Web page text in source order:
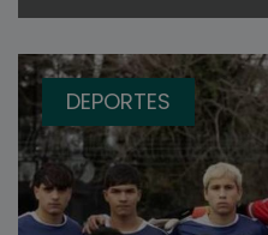
DEPORTES